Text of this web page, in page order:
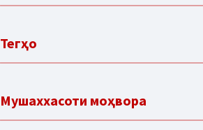
Тегҳо
Мушаххасоти моҳвора